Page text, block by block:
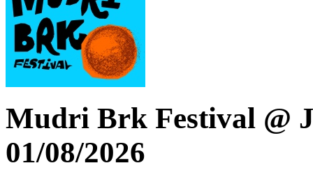
Mudri Brk Festival @
01/08/2026